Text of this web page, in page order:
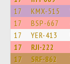
17 KMX-515
17 BSP-667
17 YER-413
17 RJI-222
17 SRF-862